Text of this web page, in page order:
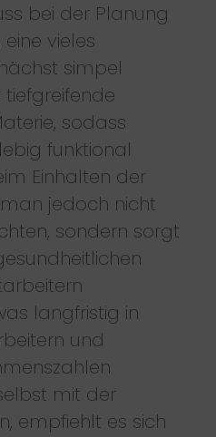
bei der Planung
vieles
simpel
tiefgreifende
sodass
funktional
Einhalten der
jedoch nicht
sondern sorgt
langfristig in
und
mit der
empfiehlt es sich